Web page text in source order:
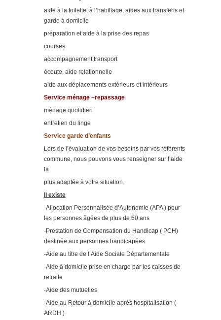
aide à la toilette, à l’habillage, aides aux transferts et
garde à domicile
préparation et aide à la prise des repas
courses
accompagnement transport
écoute, aide relationnelle
aide aux déplacements extérieurs et intérieurs
Service ménage –repassage
ménage quotidien
entretien du linge
Service garde d’enfants
Lors de l’évaluation de vos besoins par vos référents
commune, nous pouvons vous renseigner sur l’aide
la
plus adaptée à votre situation.
Il existe
-Allocation Personnalisée d’Autonomie (APA ) pour
les personnes âgées de plus de 60 ans
-Prestation de Compensation du Handicap ( PCH)
destinée aux personnes handicapées
-Aide au titre de l’Aide Sociale Départementale
-Aide à domicile prise en charge par les caisses de
retraite
-Aide des mutuelles
-Aide au Retour à domicile après hospitalisation (
ARDH )